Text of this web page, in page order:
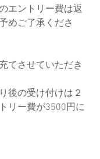
エントリー費は返
めご了承くださ
てさせていただき
後の受け付けは２
リー費が3500円に